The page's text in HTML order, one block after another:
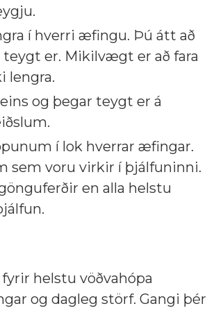
í hverri æfingu. Þú átt að
er. Mikilvægt er að fara
lengra.
og þegar teygt er á
í lok hverrar æfingar.
sem voru virkir í þjálfuninni.
en alla helstu
helstu vöðvahópa
og dagleg störf. Gangi þér